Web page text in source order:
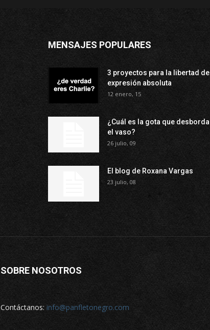
MENSAJES POPULARES
3 proyectos para la libertad de
expresión absoluta
12 enero, 15
¿Cuál es la gota que desborda
el vaso?
26 julio, 09
El blog de Roxana Vargas
23 julio, 08
SOBRE NOSOTROS
Contáctanos: info@panfletonegro.com